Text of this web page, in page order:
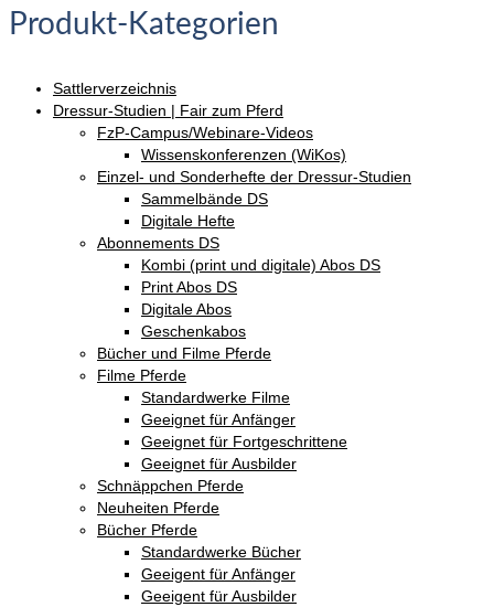
Produkt-Kategorien
Sattlerverzeichnis
Dressur-Studien | Fair zum Pferd
FzP-Campus/Webinare-Videos
Wissenskonferenzen (WiKos)
Einzel- und Sonderhefte der Dressur-Studien
Sammelbände DS
Digitale Hefte
Abonnements DS
Kombi (print und digitale) Abos DS
Print Abos DS
Digitale Abos
Geschenkabos
Bücher und Filme Pferde
Filme Pferde
Standardwerke Filme
Geeignet für Anfänger
Geeignet für Fortgeschrittene
Geeignet für Ausbilder
Schnäppchen Pferde
Neuheiten Pferde
Bücher Pferde
Standardwerke Bücher
Geeigent für Anfänger
Geeigent für Ausbilder